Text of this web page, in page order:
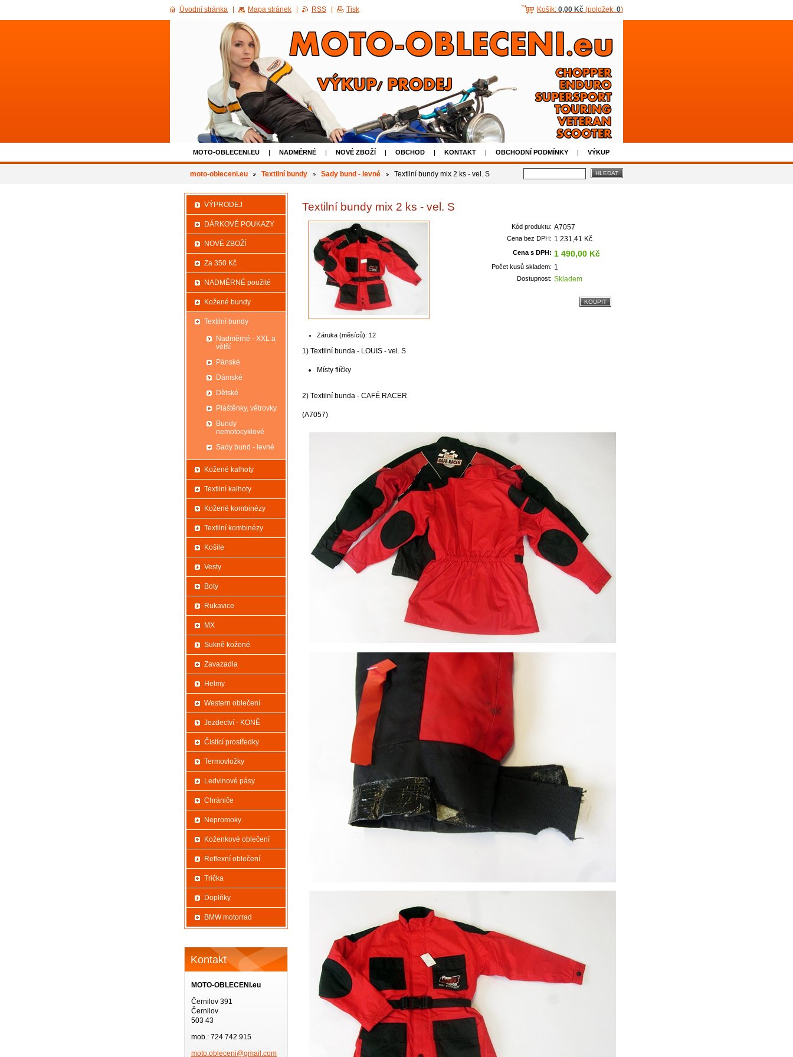
MOTO-OBLECENI.EU NADMĚRNÉ NOVÉ ZBOŽÍ OBCHOD KONTAKT OBCHODNÍ PODMÍNKY VÝKUP
500KC_SLEVA AKCE 50% SLEVA NA POUŽITÉ BOTY
moto-obleceni.eu Textilní bundy Sady bund - levné Textilní bundy mix 2 ks - vel. S
Textilní bundy mix 2 ks - vel. S
Kód produktu: A7057
Cena bez DPH: 1 231,41 Kč
Cena s DPH: 1 490,00 Kč
Počet kusů skladem: 1
Dostupnost: Skladem
Záruka (měsíců): 12
1) Textilní bunda - LOUIS - vel. S
Místy flíčky
2) Textilní bunda - CAFÉ RACER
(A7057)
VÝPRODEJ
DÁRKOVÉ POUKAZY
NOVÉ ZBOŽÍ
Za 350 Kč
NADMĚRNÉ použité
Kožené bundy
Textilní bundy
Nadměrné - XXL a
větší
Pánské
Dámské
Dětské
Pláštěnky, větrovky
Bundy
nemotocyklové
Sady bund - levné
Kožené kalhoty
Textilní kalhoty
Kožené kombinézy
Textilní kombinézy
Košile
Vesty
Boty
Rukavice
MX
Sukně kožené
Zavazadla
Helmy
Western oblečení
Jezdectví - KONĚ
Čistící prostředky
Termovložky
Ledvinové pásy
Chrániče
Nepromoky
Koženkové oblečení
Reflexní oblečení
Trička
Doplňky
BMW motorrad
Kontakt
MOTO-OBLECENI.eu
Černilov 391
Černilov
503 43
mob.: 724 742 915
moto.obl eceni@gmail.com
Košík: 0,00 Kč (položek: 0)
Úvodní stránka Mapa stránek RSS Tisk